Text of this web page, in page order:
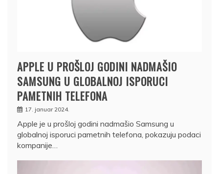
APPLE U PROŠLOJ GODINI NADMAŠIO
SAMSUNG U GLOBALNOJ ISPORUCI
PAMETNIH TELEFONA
17. januar 2024.
Apple je u prošloj godini nadmašio Samsung u
globalnoj isporuci pametnih telefona, pokazuju podaci
kompanije…